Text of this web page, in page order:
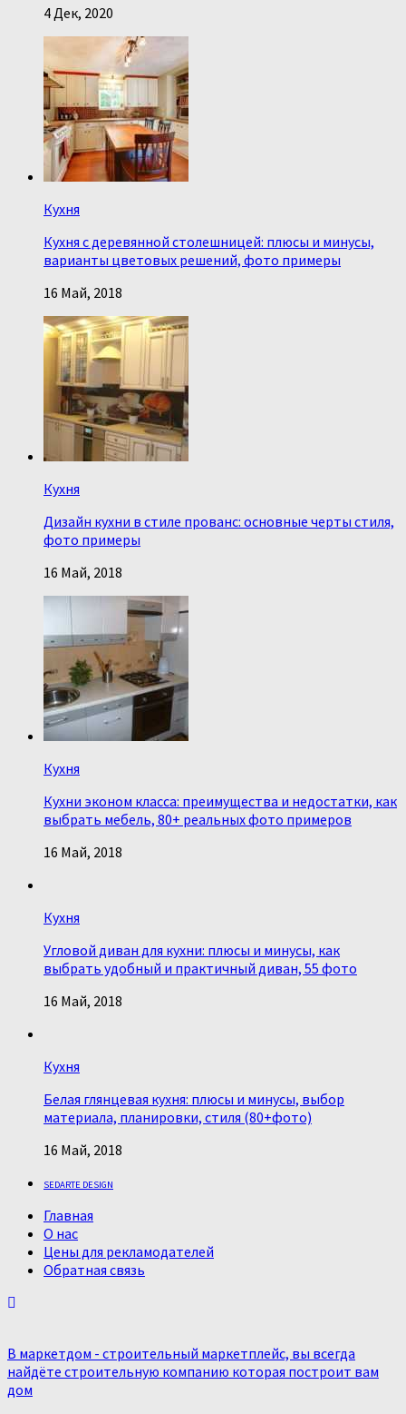
4 Дек, 2020
Кухня
Кухня с деревянной столешницей: плюсы и минусы,
варианты цветовых решений, фото примеры
16 Май, 2018
Кухня
Дизайн кухни в стиле прованс: основные черты стиля,
фото примеры
16 Май, 2018
Кухня
Кухни эконом класса: преимущества и недостатки, как
выбрать мебель, 80+ реальных фото примеров
16 Май, 2018
Кухня
Угловой диван для кухни: плюсы и минусы, как
выбрать удобный и практичный диван, 55 фото
16 Май, 2018
Кухня
Белая глянцевая кухня: плюсы и минусы, выбор
материала, планировки, стиля (80+фото)
16 Май, 2018
SEDARTE DESIGN
Главная
О нас
Цены для рекламодателей
Обратная связь
В маркетдом - строительный маркетплейс, вы всегда
найдёте строительную компанию которая построит вам
дом